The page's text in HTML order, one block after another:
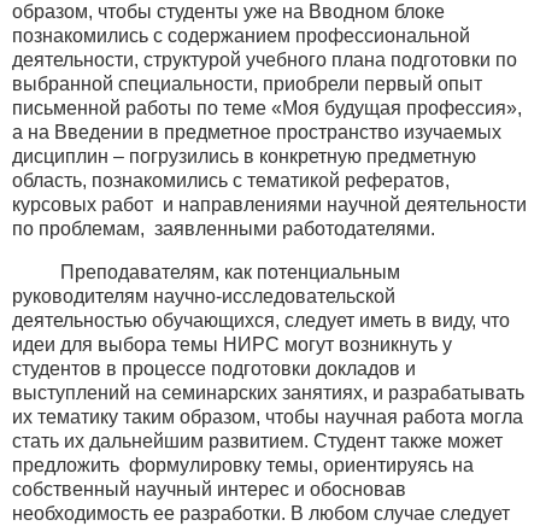
образом, чтобы студенты уже на Вводном блоке
познакомились с содержанием профессиональной
деятельности, структурой учебного плана подготовки по
выбранной специальности, приобрели первый опыт
письменной работы по теме «Моя будущая профессия»,
а на Введении в предметное пространство изучаемых
дисциплин – погрузились в конкретную предметную
область, познакомились с тематикой рефератов,
курсовых работ и направлениями научной деятельности
по проблемам, заявленными работодателями.
Преподавателям, как потенциальным
руководителям научно-исследовательской
деятельностью обучающихся, следует иметь в виду, что
идеи для выбора темы НИРС могут возникнуть у
студентов в процессе подготовки докладов и
выступлений на семинарских занятиях, и разрабатывать
их тематику таким образом, чтобы научная работа могла
стать их дальнейшим развитием. Студент также может
предложить формулировку темы, ориентируясь на
собственный научный интерес и обосновав
необходимость ее разработки. В любом случае следует